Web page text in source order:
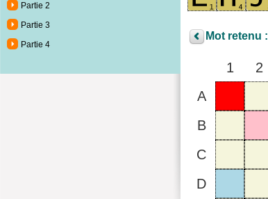
Partie 2
Partie 3
Partie 4
Mot retenu
1 2
A
B
C
D